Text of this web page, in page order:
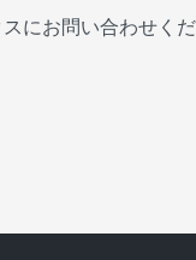
にお問い合わせくだ